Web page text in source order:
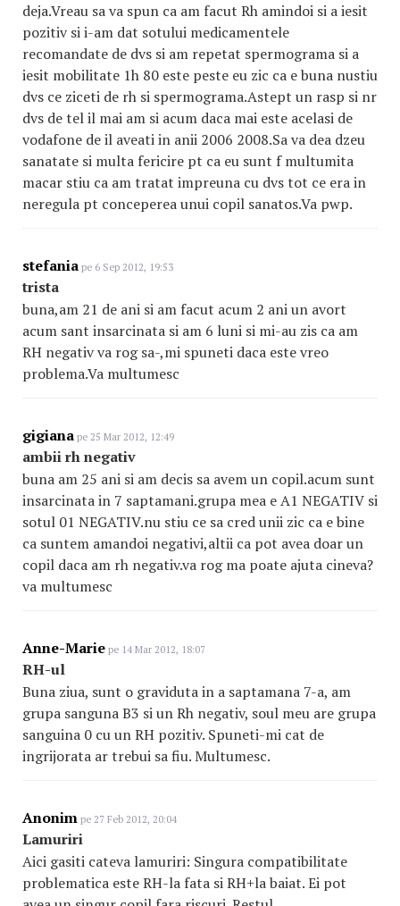
deja.Vreau sa va spun ca am facut Rh amindoi si a iesit
pozitiv si i-am dat sotului medicamentele
recomandate de dvs si am repetat spermograma si a
iesit mobilitate 1h 80 este peste eu zic ca e buna nustiu
dvs ce ziceti de rh si spermograma.Astept un rasp si nr
dvs de tel il mai am si acum daca mai este acelasi de
vodafone de il aveati in anii 2006 2008.Sa va dea dzeu
sanatate si multa fericire pt ca eu sunt f multumita
macar stiu ca am tratat impreuna cu dvs tot ce era in
neregula pt conceperea unui copil sanatos.Va pwp.
stefania pe 6 Sep 2012, 19:53
trista
buna,am 21 de ani si am facut acum 2 ani un avort
acum sant insarcinata si am 6 luni si mi-au zis ca am
RH negativ va rog sa-,mi spuneti daca este vreo
problema.Va multumesc
gigiana pe 25 Mar 2012, 12:49
ambii rh negativ
buna am 25 ani si am decis sa avem un copil.acum sunt
insarcinata in 7 saptamani.grupa mea e A1 NEGATIV si
sotul 01 NEGATIV.nu stiu ce sa cred unii zic ca e bine
ca suntem amandoi negativi,altii ca pot avea doar un
copil daca am rh negativ.va rog ma poate ajuta cineva?
va multumesc
Anne-Marie pe 14 Mar 2012, 18:07
RH-ul
Buna ziua, sunt o graviduta in a saptamana 7-a, am
grupa sanguna B3 si un Rh negativ, soul meu are grupa
sanguina 0 cu un RH pozitiv. Spuneti-mi cat de
ingrijorata ar trebui sa fiu. Multumesc.
Anonim pe 27 Feb 2012, 20:04
Lamuriri
Aici gasiti cateva lamuriri: Singura compatibilitate
problematica este RH-la fata si RH+la baiat. Ei pot